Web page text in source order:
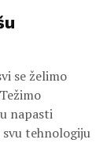
se želimo
napasti
svu tehnologiju